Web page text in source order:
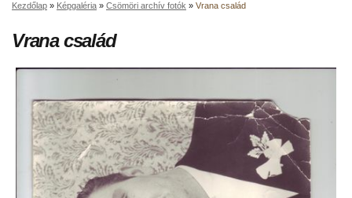
Kezdőlap » Képgaléria » Csömöri archív fotók » Vrana család
Vrana család